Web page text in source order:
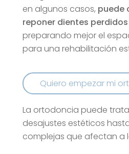
en algunos casos, puede
reponer dientes
preparando mejor el
para una rehabilitación
Quiero empezar mi ort
La ortodoncia puede
desajustes estéticos
complejas que afectan a